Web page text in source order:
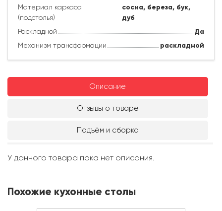
Материал каркаса
(подстолья)
сосна, береза, бук,
дуб
Раскладной Да
Механизм трансформации раскладной
Описание
Отзывы о товаре
Подъём и сборка
У данного товара пока нет описания.
Похожие кухонные столы